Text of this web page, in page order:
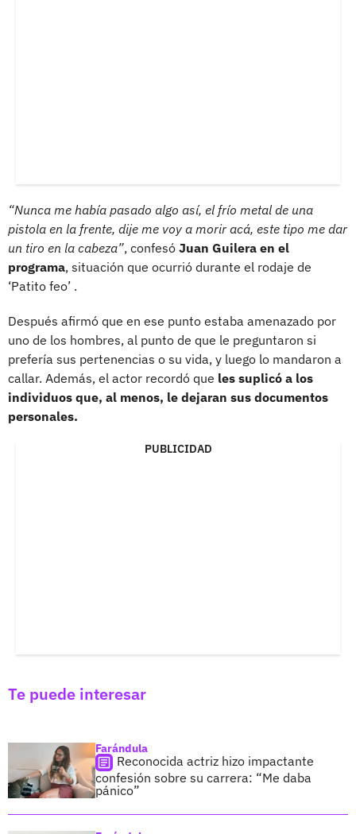
“Nunca me había pasado algo así, el frío metal de una
pistola en la frente, dije me voy a morir acá, este tipo me dar
un tiro en la cabeza”, confesó Juan Guilera en el
programa, situación que ocurrió durante el rodaje de
‘Patito feo’ .
Después afirmó que en ese punto estaba amenazado por
uno de los hombres, al punto de que le preguntaron si
prefería sus pertenencias o su vida, y luego lo mandaron a
callar. Además, el actor recordó que les suplicó a los
individuos que, al menos, le dejaran sus documentos
personales.
PUBLICIDAD
Te puede interesar
Farándula
Reconocida actriz hizo impactante
confesión sobre su carrera: “Me daba
pánico”